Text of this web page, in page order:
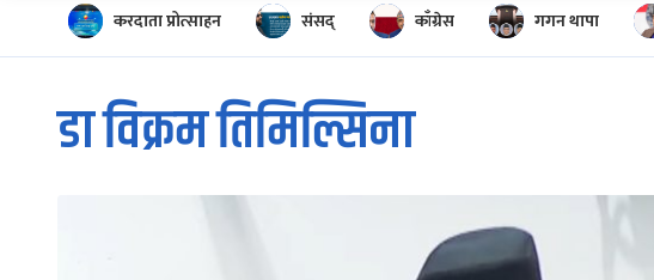
करदाता प्रोत्साहन संसद् काँग्रेस गगन थापा
डा विक्रम तिमिल्सिना